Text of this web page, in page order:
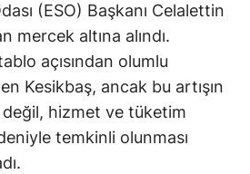
(ESO) Başkanı Celalettin
mercek altına alındı.
açısından olumlu
Kesikbaş, ancak bu artışın
değil, hizmet ve tüketim
temkinli olunması